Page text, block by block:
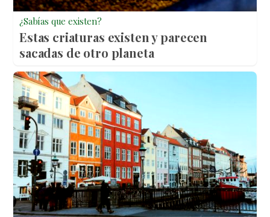
¿Sabías que existen?
Estas criaturas existen y parecen
sacadas de otro planeta